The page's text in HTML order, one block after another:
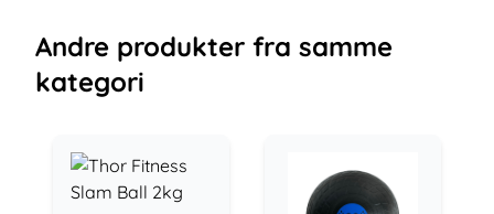
Andre produkter fra samme
kategori